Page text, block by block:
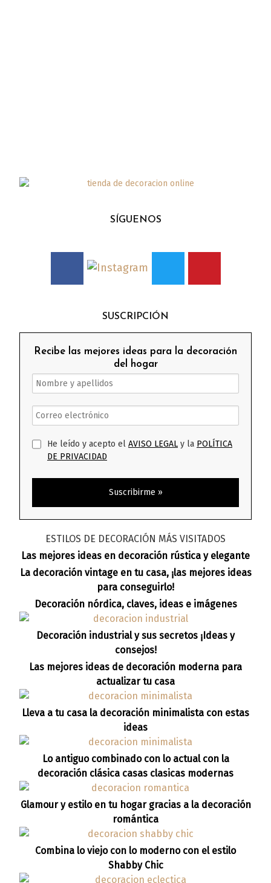
SÍGUENOS
SUSCRIPCIÓN
Recibe las mejores ideas para la decoración
del hogar
He leído y acepto el AVISO LEGAL y la POLÍTICA
DE PRIVACIDAD
ESTILOS DE DECORACIÓN MÁS VISITADOS
Las mejores ideas en decoración rústica y elegante
La decoración vintage en tu casa, ¡las mejores ideas
para conseguirlo!
Decoración nórdica, claves, ideas e imágenes
Decoración industrial y sus secretos ¡Ideas y
consejos!
Las mejores ideas de decoración moderna para
actualizar tu casa
Lleva a tu casa la decoración minimalista con estas
ideas
Lo antiguo combinado con lo actual con la
decoración clásica casas clasicas modernas
Glamour y estilo en tu hogar gracias a la decoración
romántica
Combina lo viejo con lo moderno con el estilo
Shabby Chic